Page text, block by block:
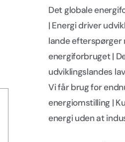
Det globale
| Energi driver
lande efterspørger
energiforbruget |
udviklingslandes
Vi får brug for
energiomstilling |
energi uden at